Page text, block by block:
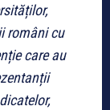
români cu
care au